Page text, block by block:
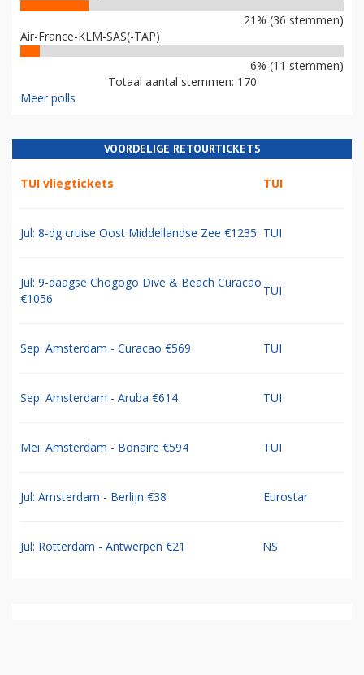
21% (36 stemmen)
Air-France-KLM-SAS(-TAP)
6% (11 stemmen)
Totaal aantal stemmen: 170
Meer polls
VOORDELIGE RETOURTICKETS
TUI vliegtickets TUI
Jul: 8-dg cruise Oost Middellandse Zee €1235 TUI
Jul: 9-daagse Chogogo Dive & Beach Curacao
€1056
TUI
Sep: Amsterdam - Curacao €569 TUI
Sep: Amsterdam - Aruba €614 TUI
Mei: Amsterdam - Bonaire €594 TUI
Jul: Amsterdam - Berlijn €38 Eurostar
Jul: Rotterdam - Antwerpen €21 NS